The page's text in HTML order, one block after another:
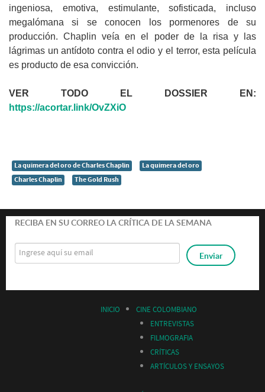
ingeniosa, emotiva, estimulante, sofisticada, incluso
megalómana si se conocen los pormenores de su
producción. Chaplin veía en el poder de la risa y las
lágrimas un antídoto contra el odio y el terror, esta película
es producto de esa convicción.
VER TODO EL DOSSIER EN:
https://acortar.link/OvZXiO
La quimera del oro de Charles Chaplin
La quimera del oro
Charles Chaplin
The Gold Rush
RECIBA EN SU CORREO LA CRÍTICA DE LA SEMANA
INICIO
CINE COLOMBIANO
ENTREVISTAS
FILMOGRAFIA
CRÍTICAS
ARTÍCULOS Y ENSAYOS